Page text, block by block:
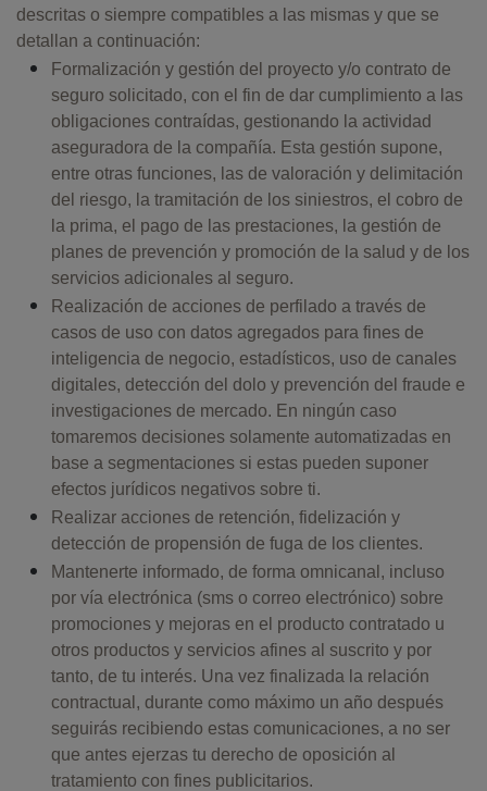
descritas o siempre compatibles a las mismas y que se
detallan a continuación:
Formalización y gestión del proyecto y/o contrato de
seguro solicitado, con el fin de dar cumplimiento a las
obligaciones contraídas, gestionando la actividad
aseguradora de la compañía. Esta gestión supone,
entre otras funciones, las de valoración y delimitación
del riesgo, la tramitación de los siniestros, el cobro de
la prima, el pago de las prestaciones, la gestión de
planes de prevención y promoción de la salud y de los
servicios adicionales al seguro.
Realización de acciones de perfilado a través de
casos de uso con datos agregados para fines de
inteligencia de negocio, estadísticos, uso de canales
digitales, detección del dolo y prevención del fraude e
investigaciones de mercado. En ningún caso
tomaremos decisiones solamente automatizadas en
base a segmentaciones si estas pueden suponer
efectos jurídicos negativos sobre ti.
Realizar acciones de retención, fidelización y
detección de propensión de fuga de los clientes.
Mantenerte informado, de forma omnicanal, incluso
por vía electrónica (sms o correo electrónico) sobre
promociones y mejoras en el producto contratado u
otros productos y servicios afines al suscrito y por
tanto, de tu interés. Una vez finalizada la relación
contractual, durante como máximo un año después
seguirás recibiendo estas comunicaciones, a no ser
que antes ejerzas tu derecho de oposición al
tratamiento con fines publicitarios.